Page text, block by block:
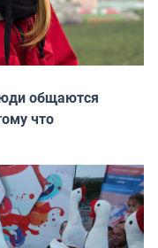
общаются
что